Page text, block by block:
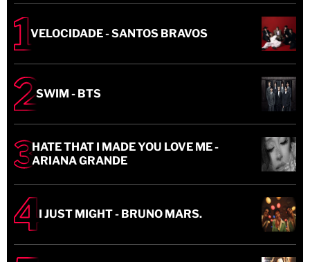
VELOCIDADE - SANTOS BRAVOS
SWIM - BTS
HATE THAT I MADE YOU LOVE ME -
ARIANA GRANDE
I JUST MIGHT - BRUNO MARS.